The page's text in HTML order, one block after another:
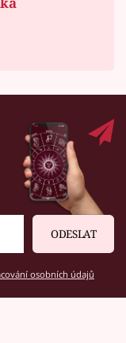
ODESLAT
osobních údajů